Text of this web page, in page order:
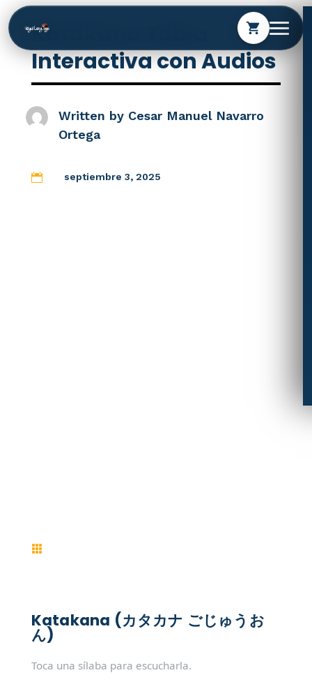
shopping_cart
Katakana Tabla
Interactiva con Audios
Written by Cesar Manuel Navarro
Ortega
 septiembre 3, 2025

Katakana (カタカナ ごじゅうお
ん)
Toca una sílaba para escucharla.